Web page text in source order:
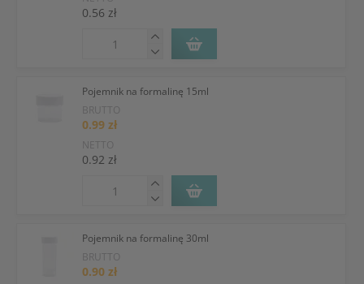
0.56 zł
Pojemnik na formalinę 15ml
BRUTTO
0.99 zł
NETTO
0.92 zł
Pojemnik na formalinę 30ml
BRUTTO
0.90 zł